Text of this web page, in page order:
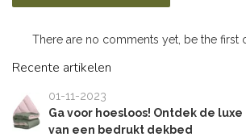
There are no comments yet, be the first
Recente artikelen
01-11-2023
Ga voor hoesloos! Ontdek de
van een bedrukt dekbed